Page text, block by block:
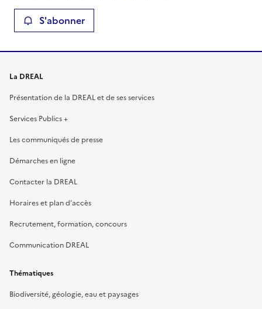
S'abonner
La DREAL
Présentation de la DREAL et de ses services
Services Publics +
Les communiqués de presse
Démarches en ligne
Contacter la DREAL
Horaires et plan d’accès
Recrutement, formation, concours
Communication DREAL
Thématiques
Biodiversité, géologie, eau et paysages